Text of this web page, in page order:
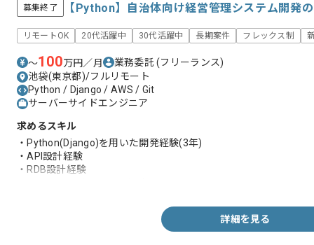
募集終了 【Python】自治体向け経営管理システム開発
リモートOK 20代活躍中 30代活躍中 長期案件 フレックス制
〜100万円／月 業務委託(フリーランス)
池袋(東京都)/フルリモート
Python / Django / AWS / Git
サーバーサイドエンジニア
求めるスキル
・Python(Django)を用いた開発経験(3年)
・API設計経験
・RDB設計経験
詳細を見る